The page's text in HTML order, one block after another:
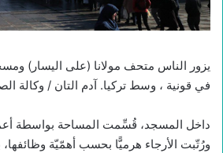
يزور الناس متحف مولانا (على اليسار)
في قونية ، وسط تركيا. آدم التان / وكالة
داخل المسجد، قُسِّمت المساحة بواسطة
ورُتّبت الأرجاء هرميًّا بحسب أهمّيّة وظائفها،